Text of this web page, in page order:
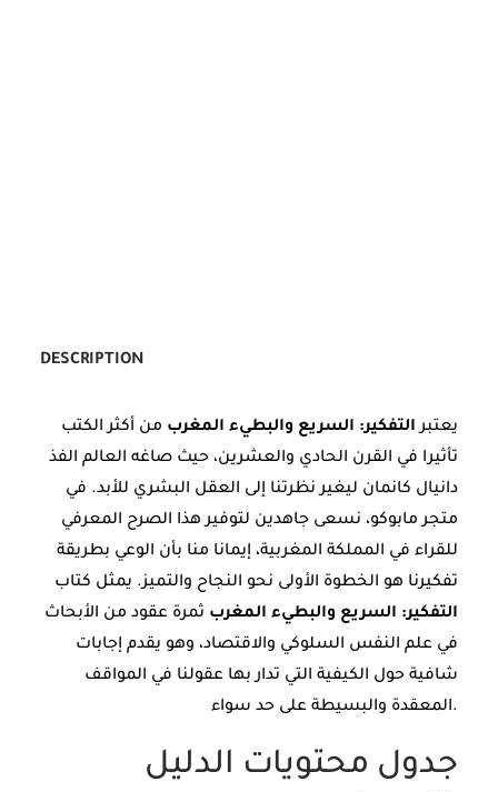
DESCRIPTION
يعتبرالتفكير: السريع والبطيء المغرب من أكثر الكتب
تأثيرا في القرن الحادي والعشرين، حيث صاغه العالم الفذ
دانيال كانمان ليغير نظرتنا إلى العقل البشري للأبد. في
متجر مابوكو، نسعى جاهدين لتوفير هذا الصرح المعرفي
للقراء في المملكة المغربية، إيمانا منا بأن الوعي بطريقة
تفكيرنا هو الخطوة الأولى نحو النجاح والتميز. يمثل كتاب
التفكير: السريع والبطيء المغرب ثمرة عقود من الأبحاث
في علم النفس السلوكي والاقتصاد، وهو يقدم إجابات
شافية حول الكيفية التي تدار بها عقولنا في المواقف
المعقدة والبسيطة على حد سواء.
جدول محتويات الدليل